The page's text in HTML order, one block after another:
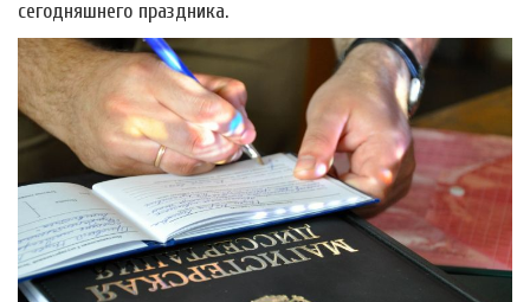
сегодняшнего праздника.